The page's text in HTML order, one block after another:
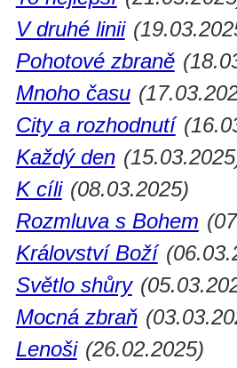
V druhé linii
Pohotové zbraně
Mnoho času
City a rozhodnutí
Každý den
K cíli (08.03.2025)
Rozmluva s Bohem
Království Boží
Světlo shůry
Mocná zbraň
Lenoši (26.02.2025)